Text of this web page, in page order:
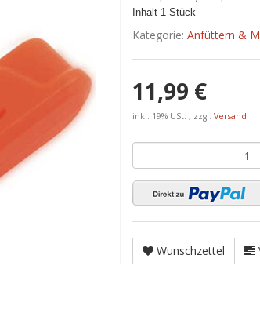
Inhalt 1 Stück
Kategorie: Anfüttern &
11,99 €
inkl. 19% USt. , zzgl. Versand
Wunschzettel